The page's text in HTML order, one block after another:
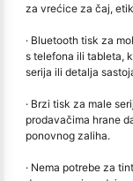
za vrećice za čaj,
· Bluetooth tisk za
s telefona ili tableta,
serija ili detalja
· Brzi tisk za male
prodavačima hrane
ponovnog zaliha.
· Nema potrebe za